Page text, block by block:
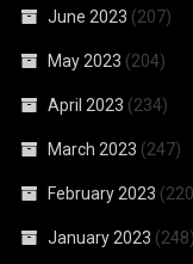
June 2023 (207)
May 2023 (204)
April 2023 (234)
March 2023 (247)
February 2023
January 2023 (248)